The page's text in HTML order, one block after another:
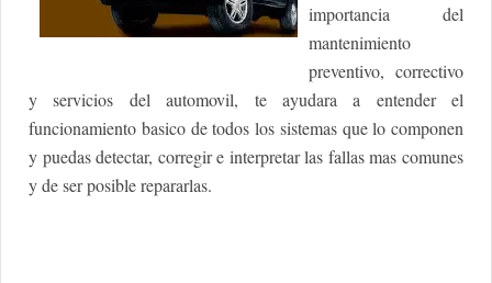
importancia del
mantenimiento
preventivo, correctivo
y servicios del automovil, te ayudara a entender el
funcionamiento basico de todos los sistemas que lo componen
y puedas detectar, corregir e interpretar las fallas mas comunes
y de ser posible repararlas.